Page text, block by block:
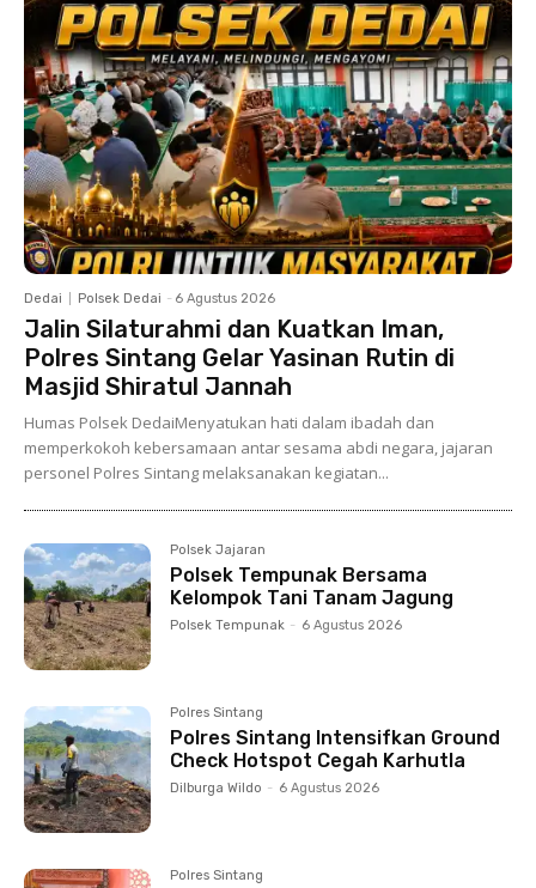
Dedai Polsek Dedai - 6 Agustus 2026
Jalin Silaturahmi dan Kuatkan Iman,
Polres Sintang Gelar Yasinan Rutin di
Masjid Shiratul Jannah
Humas Polsek DedaiMenyatukan hati dalam ibadah dan
memperkokoh kebersamaan antar sesama abdi negara, jajaran
personel Polres Sintang melaksanakan kegiatan...
Polsek Jajaran
Polsek Tempunak Bersama
Kelompok Tani Tanam Jagung
Polsek Tempunak - 6 Agustus 2026
Polres Sintang
Polres Sintang Intensifkan Ground
Check Hotspot Cegah Karhutla
Dilburga Wildo - 6 Agustus 2026
Polres Sintang